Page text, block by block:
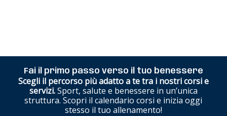
Fai il primo passo verso il tuo benessere
Scegli il percorso più adatto a te tra i nostri corsi e
servizi.Sport, salute e benessere in un’unica
struttura. Scopri il calendario corsi e inizia oggi
stesso il tuo allenamento!